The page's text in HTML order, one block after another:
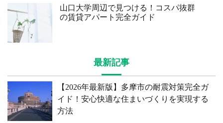
山口大学周辺で見つける！コスパ抜群
の賃貸アパート完全ガイド
最新記事
【2026年最新版】多摩市の耐震対策完全ガ
イド！安心快適な住まいづくりを実現する
方法